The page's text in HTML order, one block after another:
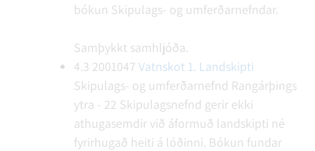
bókun Skipulags- og umferðarnefndar.
Samþykkt samhljóða.
4.3 2001047 Vatnskot 1. Landskipti
Skipulags- og umferðarnefnd Rangárþings
ytra - 22 Skipulagsnefnd gerir ekki
athugasemdir við áformuð landskipti né
fyrirhugað heiti á lóðinni. Bókun fundar